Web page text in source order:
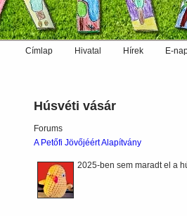
Címlap Hivatal Hírek E-
Húsvéti vásár
Forums
A Petőfi Jövőjéért Alapítvány
2025-ben sem maradt el a